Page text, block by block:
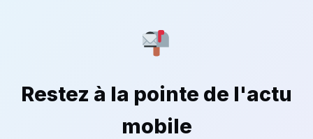
Restez à la pointe de l'actu
mobile